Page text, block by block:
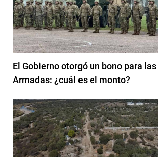
El Gobierno otorgó un bono para
Armadas: ¿cuál es el monto?